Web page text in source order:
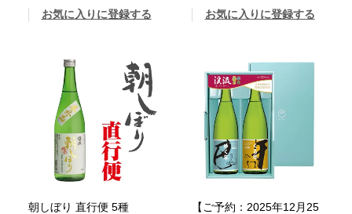
お気に入りに登録する お気に入りに登録する
朝しぼり 直行便 5種
【ご予約：2025年12月25